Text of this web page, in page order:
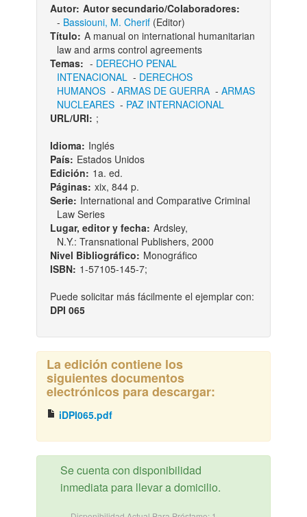
Autor: Autor secundario/Colaboradores:
- Bassiouni, M. Cherif(Editor)
Título: A manual on international humanitarian
law and arms control agreements
Temas: - DERECHO PENAL
INTENACIONAL - DERECHOS
HUMANOS- ARMAS DE GUERRA- ARMAS
NUCLEARES- PAZ INTERNACIONAL
URL/URI: ;
Idioma: Inglés
País: Estados Unidos
Edición: 1a. ed.
Páginas: xix, 844 p.
Serie: International and Comparative Criminal
Law Series
Lugar, editor y fecha: Ardsley,
N.Y.: Transnational Publishers, 2000
Nivel Bibliográfico: Monográfico
ISBN: 1-57105-145-7;
Puede solicitar más fácilmente el ejemplar con:
DPI 065
La edición contiene los
siguientes documentos
electrónicos para descargar:
iDPI065.pdf
Se cuenta con disponibilidad
inmediata para llevar a domicilio.